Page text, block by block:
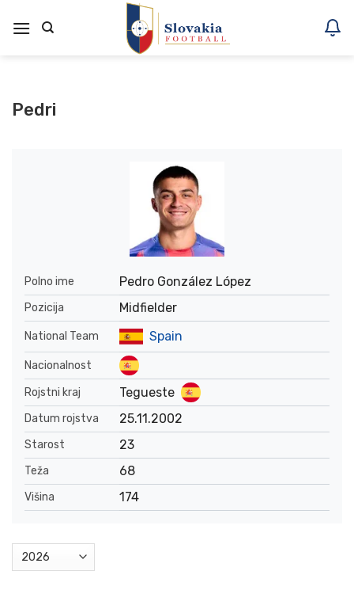
na
Pedri
Polno ime Pedro González López
Pozicija Midfielder
National Team Spain
Nacionalnost
Rojstni kraj
Tegueste
Datum rojstva 25.11.2002
Starost 23
Teža 68
Višina 174